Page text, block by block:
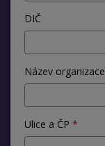
DIČ
Název organizace
Ulice a ČP